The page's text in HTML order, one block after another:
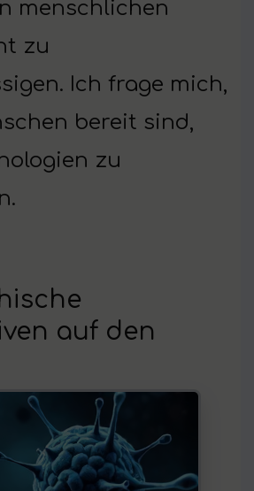
menschlichen
zu
Ich frage mich,
bereit sind,
zu
auf den